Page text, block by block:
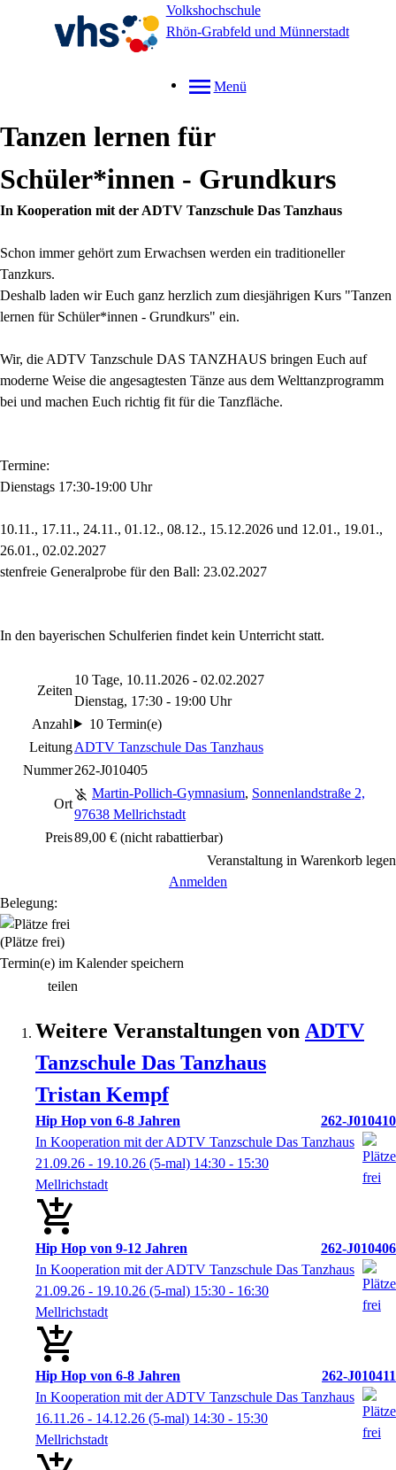
Volkshochschule
Rhön-Grabfeld und Münnerstadt
Menü
Tanzen lernen für
Schüler*innen - Grundkurs
In Kooperation mit der ADTV Tanzschule Das Tanzhaus
Schon immer gehört zum Erwachsen werden ein traditioneller
Tanzkurs.
Deshalb laden wir Euch ganz herzlich zum diesjährigen Kurs "Tanzen
lernen für Schüler*innen - Grundkurs" ein.
Wir, die ADTV Tanzschule DAS TANZHAUS bringen Euch auf
moderne Weise die angesagtesten Tänze aus dem Welttanzprogramm
bei und machen Euch richtig fit für die Tanzfläche.
Termine:
Dienstags 17:30-19:00 Uhr
10.11., 17.11., 24.11., 01.12., 08.12., 15.12.2026 und 12.01., 19.01.,
26.01., 02.02.2027
stenfreie Generalprobe für den Ball: 23.02.2027
In den bayerischen Schulferien findet kein Unterricht statt.
Zeiten
10 Tage, 10.11.2026 - 02.02.2027
Dienstag, 17:30 - 19:00 Uhr
Anzahl
10 Termin(e)
LeitungADTV Tanzschule Das Tanzhaus
Nummer262-J010405
Ort
Martin-Pollich-Gymnasium, Sonnenlandstraße 2,
97638 Mellrichstadt
Preis89,00 € (nicht rabattierbar)
Veranstaltung in Warenkorb legen
Anmelden
Belegung:
(Plätze frei)
Termin(e) im Kalender speichern
teilen
Weitere Veranstaltungen von ADTV
Tanzschule Das Tanzhaus
Tristan Kempf
Hip Hop von 6-8 Jahren
262-J010410
In Kooperation mit der ADTV Tanzschule Das Tanzhaus
21.09.26 - 19.10.26 (5-mal) 14:30 - 15:30
Mellrichstadt
Hip Hop von 9-12 Jahren
262-J010406
In Kooperation mit der ADTV Tanzschule Das Tanzhaus
21.09.26 - 19.10.26 (5-mal) 15:30 - 16:30
Mellrichstadt
Hip Hop von 6-8 Jahren
262-J010411
In Kooperation mit der ADTV Tanzschule Das Tanzhaus
16.11.26 - 14.12.26 (5-mal) 14:30 - 15:30
Mellrichstadt